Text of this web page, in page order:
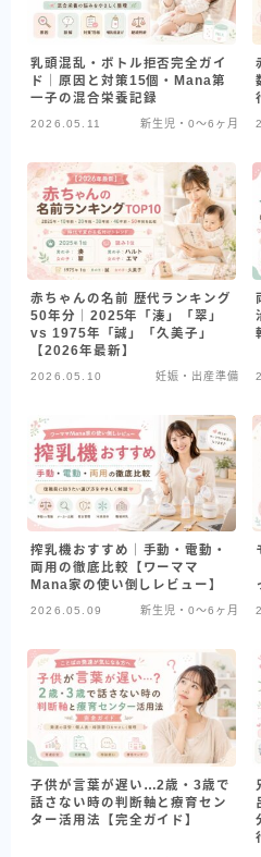
乳頭混乱・ボトル拒否完全ガイ
ド｜原因と対策15個・Mana第
一子の混合栄養記録
2026.05.11 新生児・0〜6ヶ月
赤ちゃんの名前 歴代ランキング
50年分｜2025年「湊」「翠」
vs 1975年「誠」「久美子」
【2026年最新】
2026.05.10 妊娠・出産準備
搾乳機おすすめ｜手動・電動・
両用の徹底比較【ワーママ
Mana家の使い倒しレビュー】
2026.05.09 新生児・0〜6ヶ月
子供が言葉が遅い…2歳・3歳で
話さない時の判断軸と療育セン
ター活用法【完全ガイド】